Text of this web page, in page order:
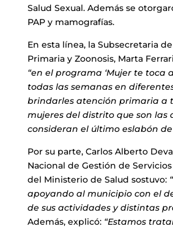
Salud Sexual. Además se
PAP y mamografías.
En esta línea, la Subsecretaria
Primaria y Zoonosis, Marta
“en el programa ‘Mujer te toca
todas las semanas en
brindarles atención primaria a
mujeres del distrito que son las
consideran el último eslabón
Por su parte, Carlos Alberto
Nacional de Gestión de
del Ministerio de Salud sostuvo:
apoyando al municipio con el
de sus actividades y distintas
Además, explicó: “Estamos